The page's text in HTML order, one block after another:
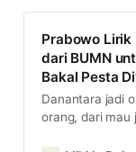
Prabowo
dari BUMN
Bakal Pesta
Danantara jadi
orang, dari mau